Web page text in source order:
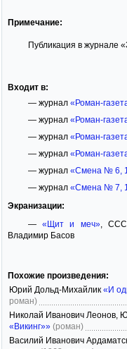
Примечание:
Публикация в журнале
Входит в:
— журнал «Роман-
— журнал «Роман-
— журнал «Роман-
— журнал «Роман-
— журнал «Смена № 6,
— журнал «Смена № 7,
Экранизации:
—«Щит и меч»,
Владимир Басов
Похожие произведения:
Юрий Дольд-Михайлик «И
роман)
Николай Иванович Леонов,
«Викинг»» (роман)
Василий Иванович